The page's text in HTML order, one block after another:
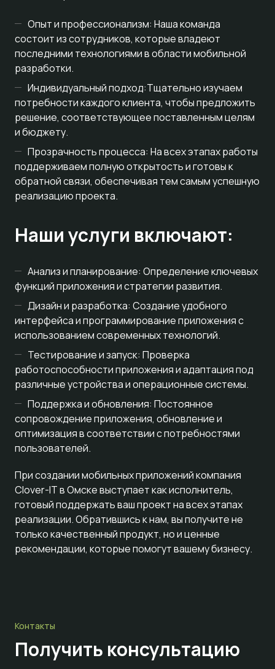
Опыт и профессионализм: Наша команда
состоит из сотрудников, которые владеют
последними технологиями в области мобильной
разработки.
Индивидуальный подход:Тщательно изучаем
потребности каждого клиента, чтобы предложить
решение, соответствующее поставленным целям
и бюджету.
Прозрачность процесса: На всех этапах работы
поддерживаем полную открытость и готовы к
обратной связи, обеспечивая тем самым успешную
реализацию проекта.
Наши услуги включают:
Анализ и планирование: Определение ключевых
функций приложения и стратегии развития.
Дизайн и разработка: Создание удобного
интерфейса и программирование приложения с
использованием современных технологий.
Тестирование и запуск: Проверка
работоспособности приложения и адаптация под
различные устройства и операционные системы.
Поддержка и обновления: Постоянное
сопровождение приложения, обновление и
оптимизация в соответствии с потребностями
пользователей.
При создании мобильных приложений компания
Clover-IT в Омске выступает как исполнитель,
готовый поддержать ваш проект на всех этапах
реализации. Обратившись к нам, вы получите не
только качественный продукт, но и ценные
рекомендации, которые помогут вашему бизнесу.
Контакты
Получить консультацию